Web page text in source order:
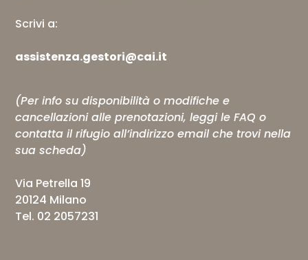
Scrivi a:
assistenza.gestori@cai.it
(Per info su disponibilità o modifiche e
cancellazioni alle prenotazioni, leggi leFAQ o
contatta il rifugio all’indirizzo email che trovi nella
sua scheda)
Via Petrella 19
20124 Milano
Tel. 02 2057231